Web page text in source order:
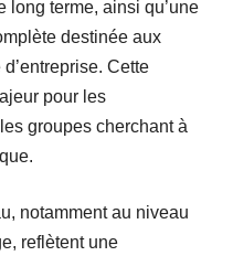
long terme, ainsi qu’une
destinée aux
Cette
pour les
groupes cherchant à
notamment au niveau
reflètent une